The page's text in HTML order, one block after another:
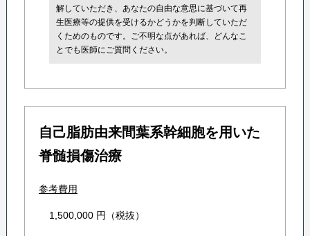
解していただき、あなたの自由な意思に基づいて再
生医療等の提供を受けるかどうかを判断していただ
くためのものです。ご不明な点があれば、どんなこ
とでも医師にご質問ください。
自己脂肪由来間葉系幹細胞を用いた
脊髄損傷治療
参考費用
1,500,000 円（税抜）